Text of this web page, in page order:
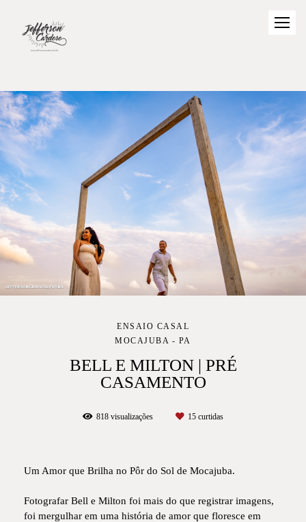
ENSAIO CASAL
MOCAJUBA - PA
BELL E MILTON | PRÉ
CASAMENTO
818 visualizações 15 curtidas
Um Amor que Brilha no Pôr do Sol de Mocajuba.
Fotografar Bell e Milton foi mais do que registrar imagens,
foi mergulhar em uma história de amor que floresce em